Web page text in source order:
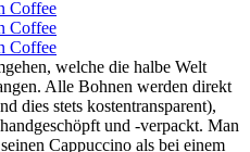
welche die halbe Welt
Alle Bohnen werden direkt
dies stets kostentransparent),
und -verpackt. Man
Cappuccino als bei einem